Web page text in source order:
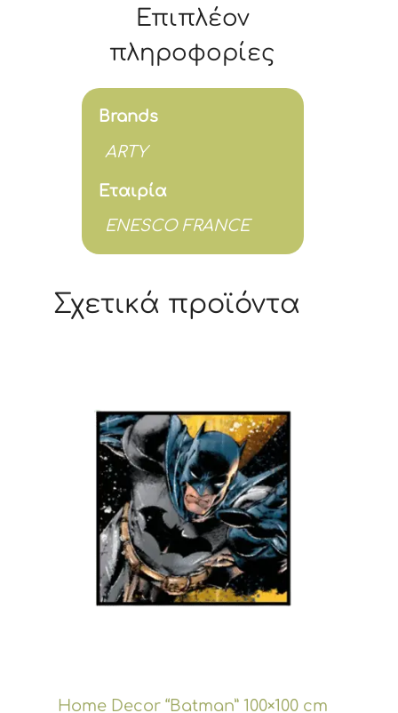
Επιπλέον
πληροφορίες
Brands
ARTY
Εταιρία
ENESCO FRANCE
Σχετικά προϊόντα
Home Decor “Batman” 100×100 cm